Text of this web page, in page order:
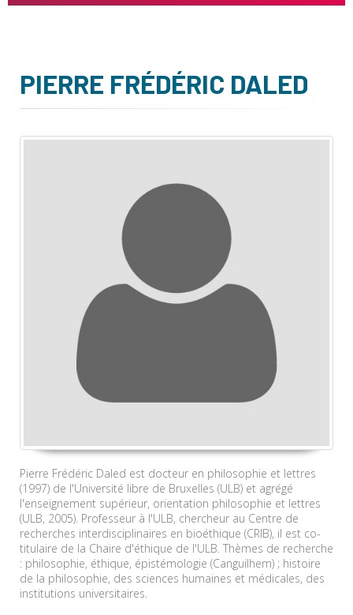
PIERRE FRÉDÉRIC DALED
Pierre Frédéric Daled est docteur en philosophie et lettres
(1997) de l'Université libre de Bruxelles (ULB) et agrégé
l'enseignement supérieur, orientation philosophie et lettres
(ULB, 2005). Professeur à l'ULB, chercheur au Centre de
recherches interdisciplinaires en bioéthique (CRIB), il est co-
titulaire de la Chaire d'éthique de l'ULB. Thèmes de recherche
: philosophie, éthique, épistémologie (Canguilhem) ; histoire
de la philosophie, des sciences humaines et médicales, des
institutions universitaires.